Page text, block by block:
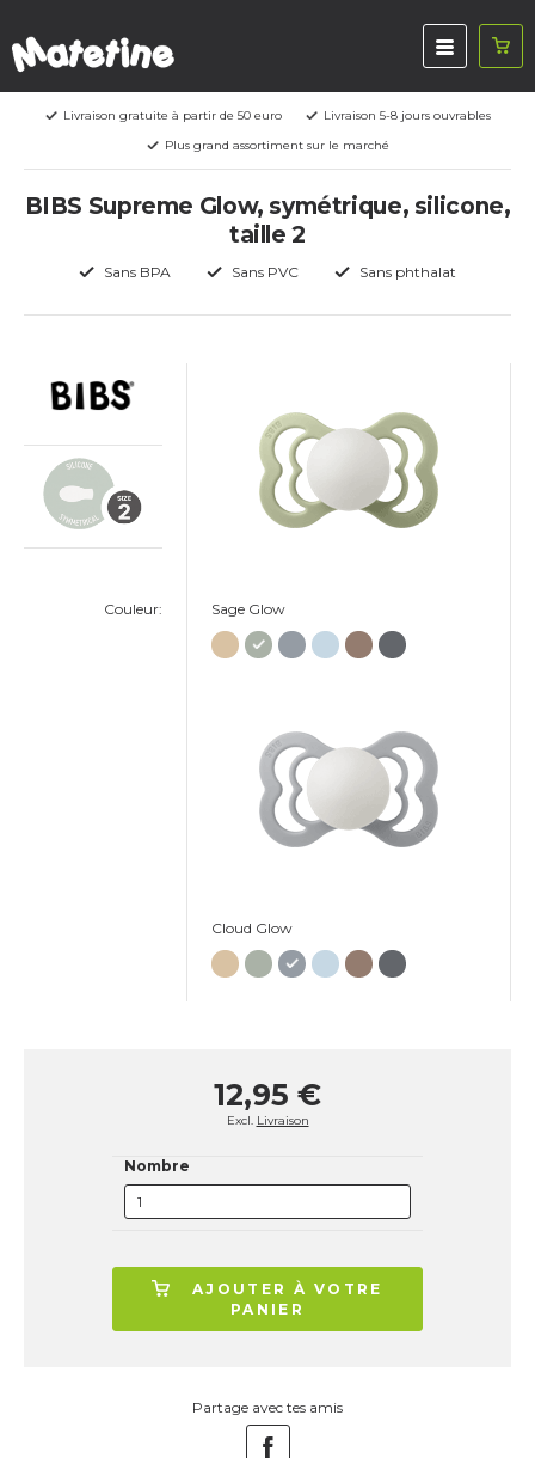
Livraison gratuite à partir de 50 euro
Livraison 5-8 jours ouvrables
Plus grand assortiment sur le marché
BIBS Supreme Glow, symétrique, silicone,
taille 2
Sans BPA Sans PVC Sans phthalat
Couleur: Sage Glow
Cloud Glow
12,95 €
Excl. Livraison
Nombre
AJOUTER À VOTRE
PANIER
Partage avec tes amis